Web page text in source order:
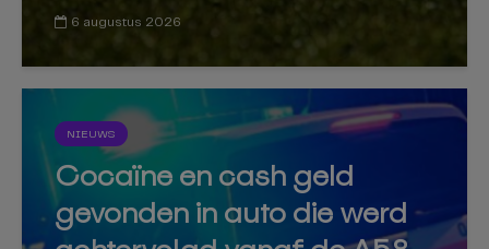
6 augustus 2026
NIEUWS
Cocaïne en cash geld
gevonden in auto die werd